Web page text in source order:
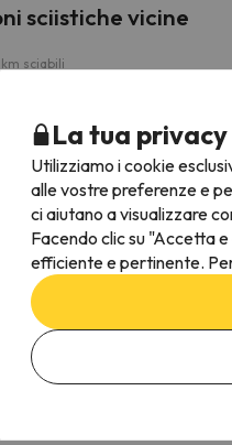
sciistiche vicine
sciabili
La tua
Utilizziamo i cookie
alle vostre preferenze e
ci aiutano a visualizzare
Facendo clic su "Accetta
efficiente e pertinente.